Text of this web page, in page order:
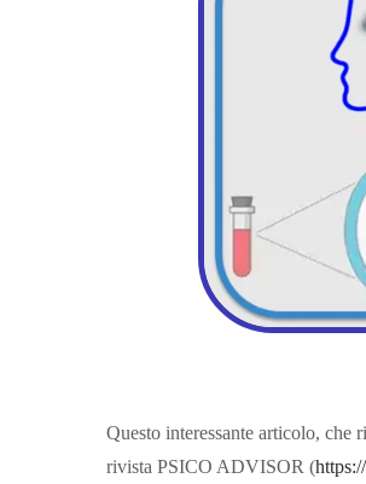
Questo interessante articolo, che
rivista PSICO ADVISOR (